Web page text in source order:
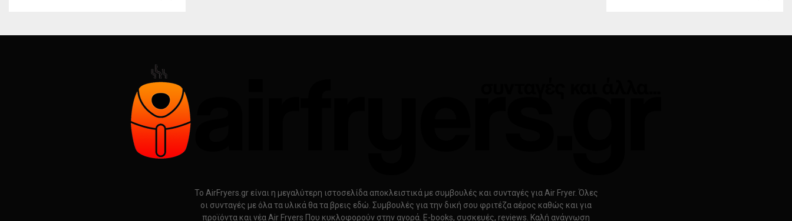
Το AirFryers.gr είναι η μεγαλύτερη ιστοσελίδα αποκλειστικά με συμβουλές και συνταγές για Air Fryer. Όλες
οι συνταγές με όλα τα υλικά θα τα βρεις εδώ. Συμβουλές για την δική σου φριτέζα αέρος καθώς και για
προϊόντα και νέα Air Fryers Που κυκλοφορούν στην αγορά. E-books, συσκευές, reviews. Καλή ανάγνωση